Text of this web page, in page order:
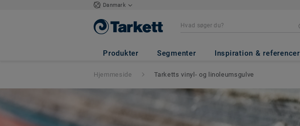
Danmark
Produkter Segmenter Inspiration & referencer
Hjemmeside Tarketts vinyl- og linoleumsgulve